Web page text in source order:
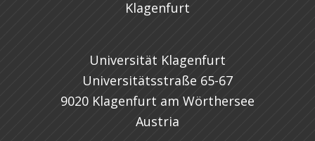
Universität Klagenfurt
Universitätsstraße 65-67
9020 Klagenfurt am Wörthersee
Austria